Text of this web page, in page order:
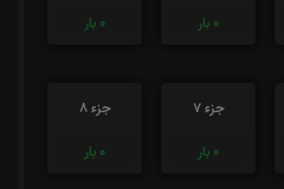
0 بار
0 بار
جزء 7
0 بار
جزء 8
0 بار